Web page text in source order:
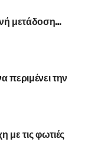
μετάδοση…
περιμένει την
με τις φωτιές